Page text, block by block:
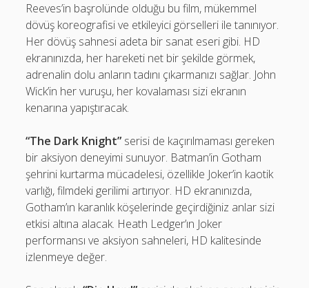
Reeves’in başrolünde olduğu bu film, mükemmel
dövüş koreografisi ve etkileyici görselleri ile tanınıyor.
Her dövüş sahnesi adeta bir sanat eseri gibi. HD
ekranınızda, her hareketi net bir şekilde görmek,
adrenalin dolu anların tadını çıkarmanızı sağlar. John
Wick’in her vuruşu, her kovalaması sizi ekranın
kenarına yapıştıracak.
“The Dark Knight” serisi de kaçırılmaması gereken
bir aksiyon deneyimi sunuyor. Batman’in Gotham
şehrini kurtarma mücadelesi, özellikle Joker’in kaotik
varlığı, filmdeki gerilimi artırıyor. HD ekranınızda,
Gotham’ın karanlık köşelerinde geçirdiğiniz anlar sizi
etkisi altına alacak. Heath Ledger’ın Joker
performansı ve aksiyon sahneleri, HD kalitesinde
izlenmeye değer.